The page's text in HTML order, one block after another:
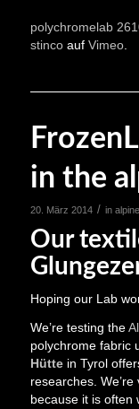
polychromelab
stincoauf Vimeo.
in the
20. März 2014 / in
Our
Hoping our Lab
We’re testing the
polychrome fabric
Hüttein Tyrol
researches.
because it is often